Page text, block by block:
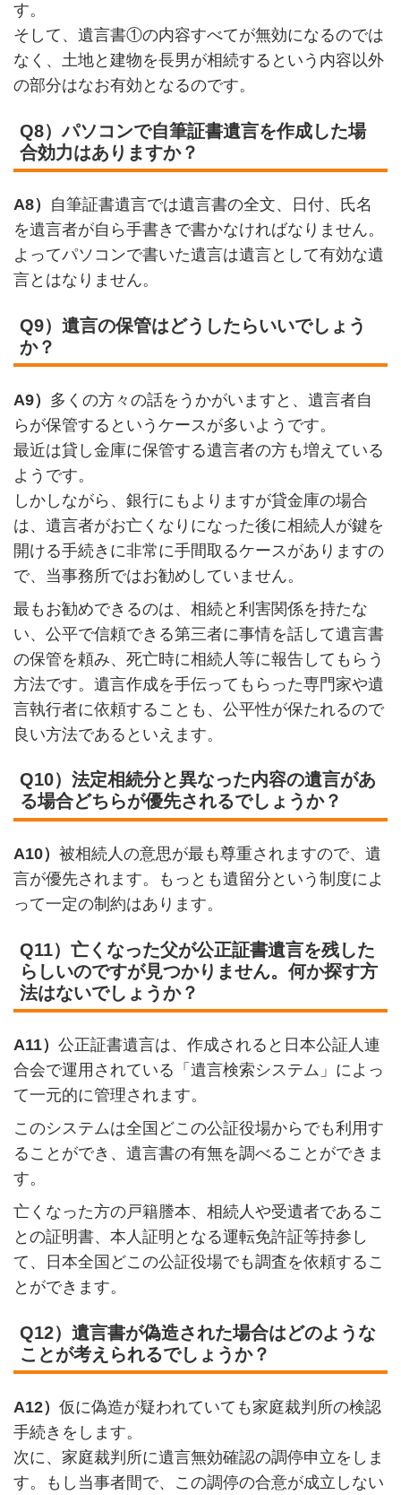
す。
そして、遺言書①の内容すべてが無効になるのでは
なく、土地と建物を長男が相続するという内容以外
の部分はなお有効となるのです。
Q8）パソコンで自筆証書遺言を作成した場
合効力はありますか？
A8）
自筆証書遺言では遺言書の全文、日付、氏名
を遺言者が自ら手書きで書かなければなりません。
よってパソコンで書いた遺言は遺言として有効な遺
言とはなりません。
Q9）遺言の保管はどうしたらいいでしょう
か？
A9） 多くの方々の話をうかがいますと、遺言者自
らが保管するというケースが多いようです。
最近は貸し金庫に保管する遺言者の方も増えている
ようです。
しかしながら、銀行にもよりますが貸金庫の場合
は、遺言者がお亡くなりになった後に相続人が鍵を
開ける手続きに非常に手間取るケースがありますの
で、当事務所ではお勧めしていません。
最もお勧めできるのは、相続と利害関係を持たな
い、公平で信頼できる第三者に事情を話して遺言書
の保管を頼み、死亡時に相続人等に報告してもらう
方法です。遺言作成を手伝ってもらった専門家や遺
言執行者に依頼することも、公平性が保たれるので
良い方法であるといえます。
Q10）法定相続分と異なった内容の遺言があ
る場合どちらが優先されるでしょうか？
A10） 被相続人の意思が最も尊重されますので、遺
言が優先されます。もっとも遺留分という制度によ
って一定の制約はあります。
Q11）亡くなった父が公正証書遺言を残した
らしいのですが見つかりません。何か探す方
法はないでしょうか？
A11） 公正証書遺言は、作成されると日本公証人連
合会で運用されている「遺言検索システム」によっ
て一元的に管理されます。
このシステムは全国どこの公証役場からでも利用す
ることができ、遺言書の有無を調べることができま
す。
亡くなった方の戸籍謄本、相続人や受遺者であるこ
との証明書、本人証明となる運転免許証等持参し
て、日本全国どこの公証役場でも調査を依頼するこ
とができます。
Q12）遺言書が偽造された場合はどのような
ことが考えられるでしょうか？
A12） 仮に偽造が疑われていても家庭裁判所の検認
手続きをします。
次に、家庭裁判所に遺言無効確認の調停申立をしま
す。もし当事者間で、この調停の合意が成立しない